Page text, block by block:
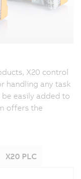
X20 control
handling any task
easily added to
offers the
X20 PLC